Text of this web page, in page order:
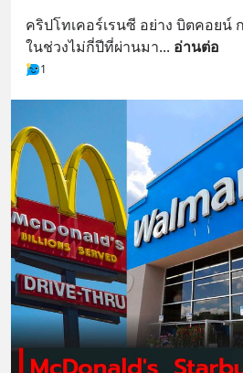
คริปโทเคอร์เรนซี อย่าง บิตคอยน์
ในช่วงไม่กี่ปีที่ผ่านมา... อ่านต่อ
1